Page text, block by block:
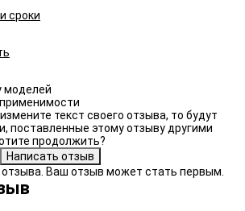
сроки
текст своего отзыва, то будут
поставленные этому отзыву другими
продолжить?
отзыва. Ваш отзыв может стать первым.